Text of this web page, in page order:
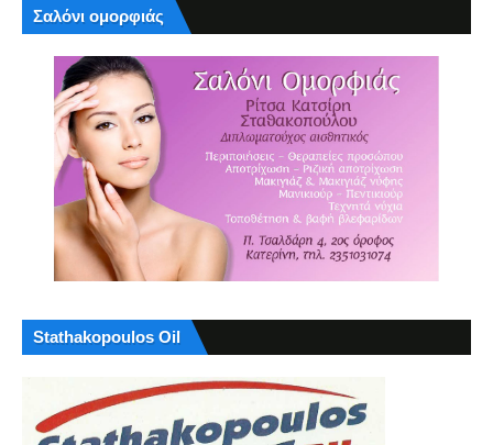
Σαλόνι ομορφιάς
Stathakopoulos Oil